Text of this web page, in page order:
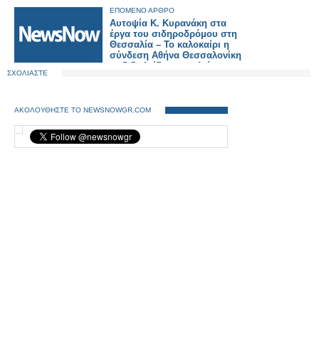
ΕΠΟΜΕΝΟ ΑΡΘΡΟ
Αυτοψία Κ. Κυρανάκη στα
έργα του σιδηροδρόμου στη
Θεσσαλία – Το καλοκαίρι η
σύνδεση Αθήνα Θεσσαλονίκη
με 5 δικλείδες ασφαλείας.
ΣΧΟΛΙΑΣΤΕ
ΑΚΟΛΟΥΘΗΣΤΕ ΤΟ NEWSNOWGR.COM